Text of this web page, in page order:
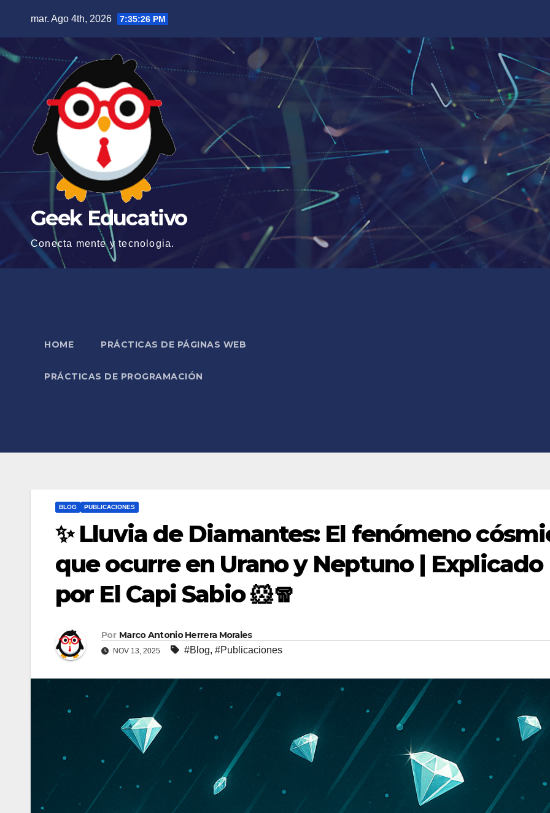
contenido
mar. Ago 4th, 2026 7:35:28 PM
Geek Educativo
Conecta mente y tecnologia.
HOME PRÁCTICAS DE PÁGINAS WEB
PRÁCTICAS DE PROGRAMACIÓN
BLOG PUBLICACIONES
✨ Lluvia de Diamantes: El fenómeno
que ocurre en Urano y Neptuno | Explicado
por El Capi Sabio 🐹🧣
Por Marco Antonio Herrera Morales
NOV 13, 2025 #Blog, #Publicaciones